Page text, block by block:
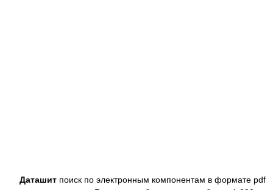
Даташит поиск по электронным компонентам в формате pdf